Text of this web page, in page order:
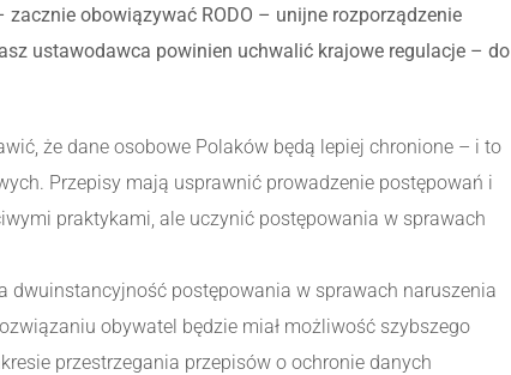
obowiązywać RODO – unijne rozporządzenie
ustawodawca powinien uchwalić krajowe regulacje – do
że dane osobowe Polaków będą lepiej chronione – i to
Przepisy mają usprawnić prowadzenie postępowań i
praktykami, ale uczynić postępowania w sprawach
dwuinstancyjność postępowania w sprawach naruszenia
obywatel będzie miał możliwość szybszego
przestrzegania przepisów o ochronie danych